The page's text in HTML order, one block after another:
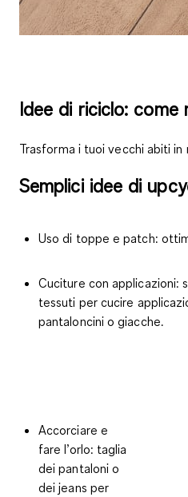
Idee di riciclo:
Trasforma i tuoi vecchi abiti
Semplici idee di
Uso di toppe e patch:
Cuciture con applicazioni:
tessuti per cucire
pantaloncini o giacche.
Accorciare e
fare l’orlo: taglia
dei pantaloni o
dei jeans per